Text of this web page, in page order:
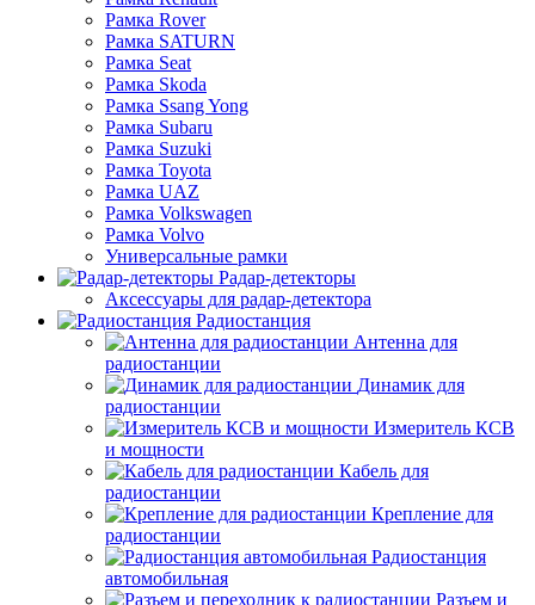
Рамка Rover
Рамка SATURN
Рамка Seat
Рамка Skoda
Рамка Ssang Yong
Рамка Subaru
Рамка Suzuki
Рамка Toyota
Рамка UAZ
Рамка Volkswagen
Рамка Volvo
Универсальные рамки
Радар-детекторы
Аксессуары для радар-детектора
Радиостанция
Антенна для
радиостанции
Динамик для
радиостанции
Измеритель КСВ
и мощности
Кабель для
радиостанции
Крепление для
радиостанции
Радиостанция
автомобильная
Разъем и